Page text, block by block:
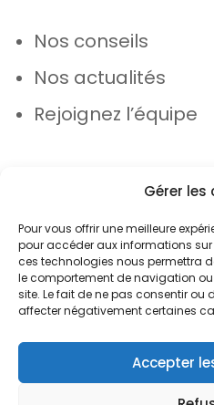
Gérer les
Pour vous offrir une meilleure
pour accéder aux informations
ces technologies nous permettra
le comportement de navigation
site. Le fait de ne pas consentir ou
affecter négativement certaines
Accepter
Nos conseils
Nos actualités
Rejoignez l’équipe
© Azergo 2026 -